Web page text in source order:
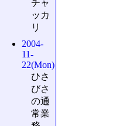
チャ
ッカ
リ
2004-
11-
22(Mon)
ひさ
びさ
の通
常業